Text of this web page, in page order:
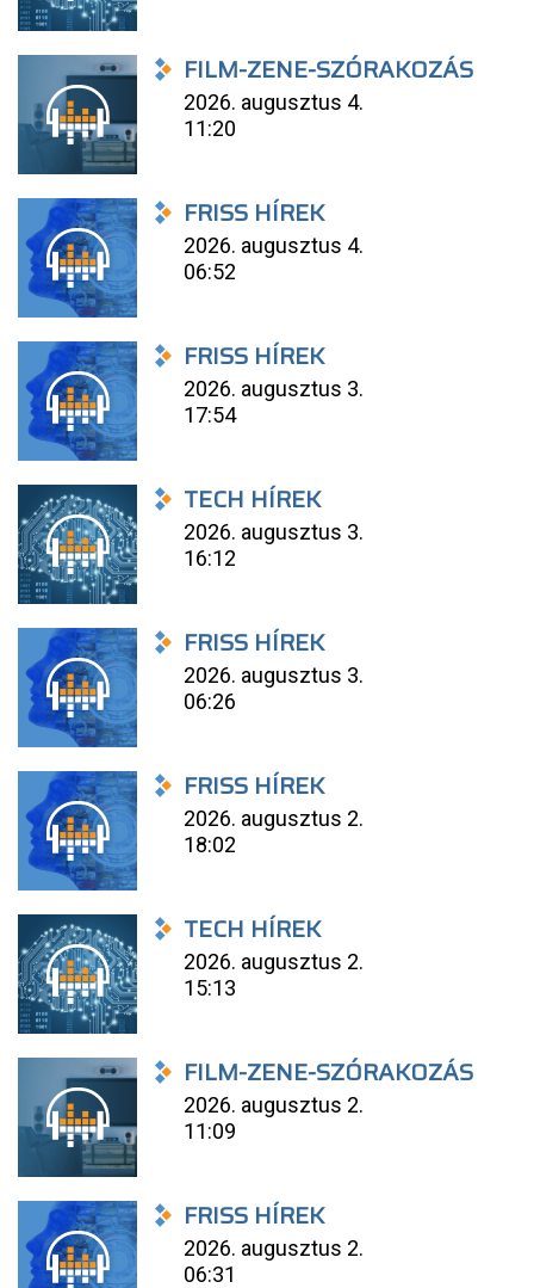
FILM-ZENE-SZÓRAKOZÁS
2026. augusztus 4.
11:20
FRISS HÍREK
2026. augusztus 4.
06:52
FRISS HÍREK
2026. augusztus 3.
17:54
TECH HÍREK
2026. augusztus 3.
16:12
FRISS HÍREK
2026. augusztus 3.
06:26
FRISS HÍREK
2026. augusztus 2.
18:02
TECH HÍREK
2026. augusztus 2.
15:13
FILM-ZENE-SZÓRAKOZÁS
2026. augusztus 2.
11:09
FRISS HÍREK
2026. augusztus 2.
06:31